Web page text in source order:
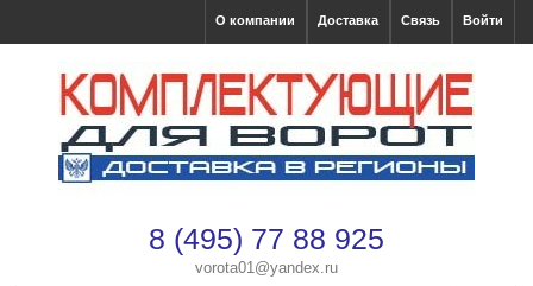
Войти
Связь
Доставка
О компании
8 (495) 77 88 925
vorota01@yandex.ru